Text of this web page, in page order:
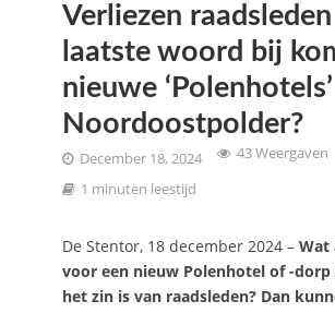
Verliezen
laatste woord bij
nieuwe
Noordoostpolder?
December 18, 2024
43 Weergaven
1 minuten leestijd
De Stentor, 18 december 2024 – Wat
voor een nieuw Polenhotel of -dorp
het zin is van raadsleden? Dan